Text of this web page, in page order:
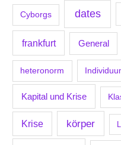
Cyborgs dates
frankfurt General
heteronorm
Kapital und Krise
Krise körper